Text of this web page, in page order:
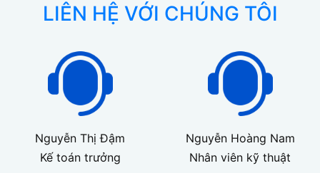
LIÊN HỆ VỚI CHÚNG TÔI
Nguyễn Thị Đậm
Kế toán trưởng
Nguyễn Hoàng Nam
Nhân viên kỹ thuật